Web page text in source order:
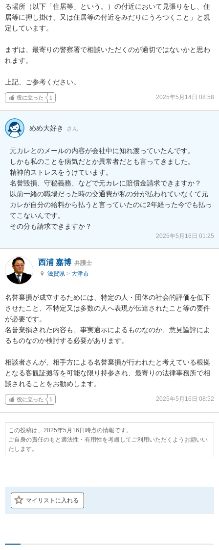
る場所（以下「住居等」という。）の付近において見張りをし、住
居等に押し掛け、又は住居等の付近をみだりにうろつくこと」と規
定しています。
まずは、最寄りの警察署で相談いただくのが適切ではないかと思わ
れます。
上記、ご参考ください。
役に立った 1 2025年5月14日 08:58
めめ大好き さん
元カレとのメールの内容が会社中に知れ渡っていたんです。
しかも私のことを病気だとか異常者だとも言ってきました。
精神的ストレスをうけています。
名誉毀損、守秘義務、などで元カレに賠償金請求できますか？
以前一緒の職場だった時の交通費が私の分が払われていなくて元
カレが自分の給料から払うと言っていたのに2年経った今でも払っ
てこないんです。
その分も請求できますか？
2025年5月16日 01:25
西浦 嘉博 弁護士
滋賀県 > 大津市
名誉棄損が成立するためには、特定の人・団体の社会的評価を低下
させたこと、不特定又は多数の人へ表現が伝達されたこと等の要件
が必要です。
名誉棄損された内容も、事実適示によるものなのか、意見論評によ
るものなのか検討する必要があります。
相談者さんが、相手方による名誉棄損が行われたと考えている根拠
となる客観証拠等を可能な限り持参され、最寄りの法律事務所で相
談されることをお勧めします。
役に立った 1 2025年5月16日 08:52
この投稿は、2025年5月16日時点の情報です。
ご自身の責任のもと適法性・有用性を考慮してご利用いただくようお願いい
たします。
マイリストに入れる